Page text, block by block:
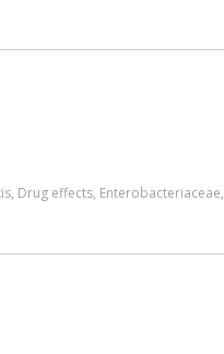
, Drug effects, Enterobacteriaceae